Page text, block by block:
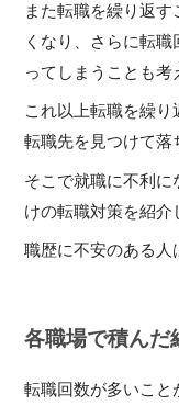
また転職を繰り返
くなり、さらに転
ってしまうことも考
これ以上転職を繰
転職先を見つけて落
そこで就職に不利に
けの転職対策を紹介
職歴に不安のある人
各職場で積んだ
転職回数が多いこと